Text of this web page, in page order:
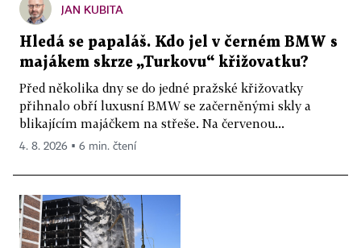
JAN KUBITA
Hledá se papaláš. Kdo jel v černém BMW s
majákem skrze „Turkovu“ křižovatku?
Před několika dny se do jedné pražské křižovatky
přihnalo obří luxusní BMW se začerněnými skly a
blikajícím majáčkem na střeše. Na červenou...
4. 8. 2026 ▪ 6 min. čtení